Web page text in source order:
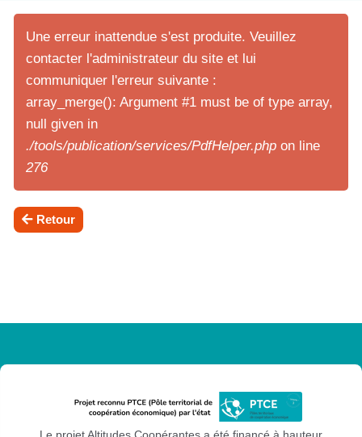
Une erreur inattendue s'est produite. Veuillez
contacter l'administrateur du site et lui
communiquer l'erreur suivante :
array_merge(): Argument #1 must be of type array,
null given in
./tools/publication/services/PdfHelper.php on line
276
Retour